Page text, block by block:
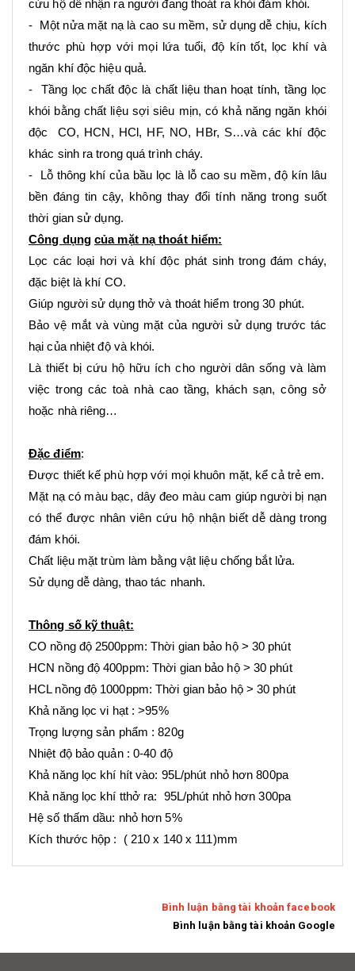
cứu hộ dễ nhận ra người đang thoát ra khỏi đám khói.
- Một nửa mặt nạ là cao su mềm, sử dụng dễ chịu, kích
thước phù hợp với mọi lứa tuổi, độ kín tốt, lọc khí và
ngăn khí độc hiệu quả.
- Tầng lọc chất độc là chất liệu than hoạt tính, tầng lọc
khói bằng chất liệu sợi siêu mịn, có khả năng ngăn khói
độc CO, HCN, HCl, HF, NO, HBr, S…và các khí độc
khác sinh ra trong quá trình cháy.
- Lỗ thông khí của bầu lọc là lỗ cao su mềm, độ kín lâu
bền đáng tin cậy, không thay đổi tính năng trong suốt
thời gian sử dụng.
Công dụng của mặt nạ thoát hiểm:
Lọc các loại hơi và khí độc phát sinh trong đám cháy,
đặc biệt là khí CO.
Giúp người sử dụng thở và thoát hiểm trong 30 phút.
Bảo vệ mắt và vùng mặt của người sử dụng trước tác
hại của nhiệt độ và khói.
Là thiết bị cứu hộ hữu ích cho người dân sống và làm
việc trong các toà nhà cao tầng, khách sạn, công sở
hoặc nhà riêng…
Đặc điểm:
Được thiết kế phù hợp với mọi khuôn mặt, kể cả trẻ em.
Mặt nạ có màu bạc, dây đeo màu cam giúp người bị nạn
có thể được nhân viên cứu hộ nhận biết dễ dàng trong
đám khói.
Chất liệu mặt trùm làm bằng vật liệu chống bắt lửa.
Sử dụng dễ dàng, thao tác nhanh.
Thông số kỹ thuật:
CO nồng độ 2500ppm: Thời gian bảo hộ > 30 phút
HCN nồng độ 400ppm: Thời gian bảo hộ > 30 phút
HCL nồng độ 1000ppm: Thời gian bảo hộ > 30 phút
Khả năng lọc vi hạt : >95%
Trọng lượng sản phẩm : 820g
Nhiệt độ bảo quản : 0-40 độ
Khả năng lọc khí hít vào: 95L/phút nhỏ hơn 800pa
Khả năng lọc khí tthở ra: 95L/phút nhỏ hơn 300pa
Hệ số thấm dầu: nhỏ hơn 5%
Kích thước hộp : ( 210 x 140 x 111)mm
Bình luận bằng tài khoản facebook
Bình luận bằng tài khoản Google